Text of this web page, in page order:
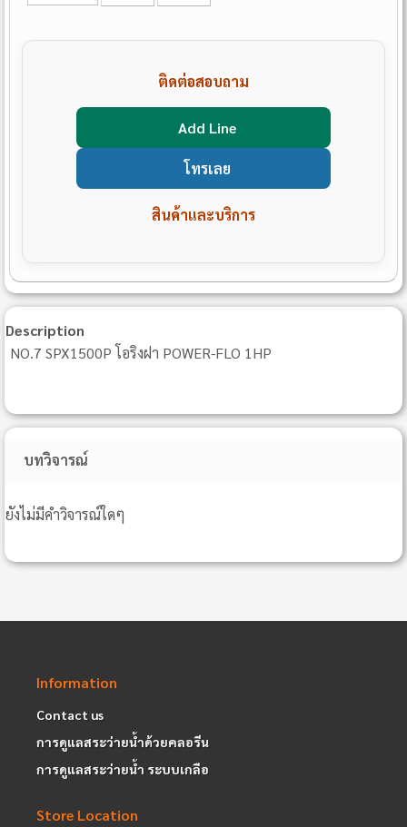
ติดต่อสอบถาม
Add Line
โทรเลย
สินค้าและบริการ
Description
NO.7 SPX1500P โอริงฝา POWER-FLO 1HP
บทวิจารณ์
ยังไม่มีคำวิจารณ์ใดๆ
Information
Contact us
การดูแลสระว่ายน้ำด้วยคลอรีน
การดูแลสระว่ายน้ำ ระบบเกลือ
Store Location